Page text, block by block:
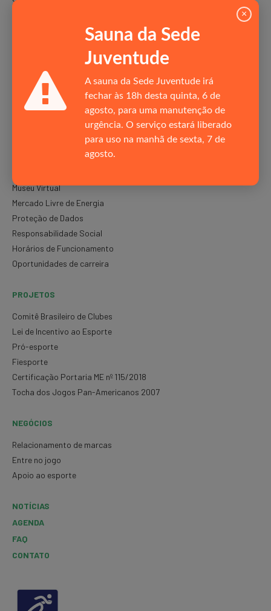
×
Sauna da Sede
Juventude
A sauna da Sede Juventude irá
fechar às 18h desta quinta, 6 de
agosto, para uma manutenção de
urgência. O serviço estará liberado
para uso na manhã de sexta, 7 de
agosto.
Hino do Clube
Estatuto Social
Gestão Orçamentária
Estrutura Organizacional
Museu Virtual
Mercado Livre de Energia
Proteção de Dados
Responsabilidade Social
Horários de Funcionamento
Oportunidades de carreira
PROJETOS
Comitê Brasileiro de Clubes
Lei de Incentivo ao Esporte
Pró-esporte
Fiesporte
Certificação Portaria ME nº 115/2018
Tocha dos Jogos Pan-Americanos 2007
NEGÓCIOS
Relacionamento de marcas
Entre no jogo
Apoio ao esporte
NOTÍCIAS
AGENDA
FAQ
CONTATO